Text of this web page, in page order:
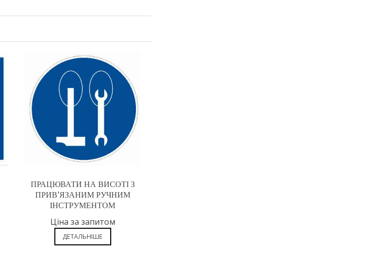
ПРАЦЮВАТИ НА ВИСОТІ З
ПРИВ’ЯЗАНИМ РУЧНИМ
ІНСТРУМЕНТОМ
Ціна за запитом
ДЕТАЛЬНІШЕ